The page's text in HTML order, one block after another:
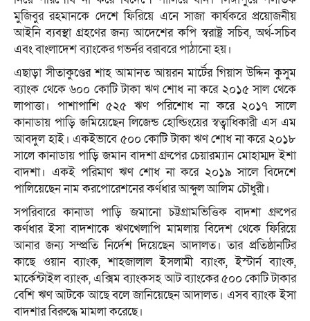
মুজিবুর রহমানকে দেশে ফিরিয়ে এনে সাজা কার্যকরে প্রয়োজনীয়
আইনি ব্যবস্থা গ্রহণের জন্য আদেশের কপি স্বরাষ্ট্র সচিব, অর্থ-সচিব
এবং বাংলাদেশ ব্যাংকের গভর্নর বরাবরে পাঠানো হয়।
এছাড়া সীতাকুণ্ডের শাহ আমানত আয়রন মার্টের গিয়াস উদ্দিন কুসুম
ব্যাংক থেকে ৬০০ কোটি টাকা ঋণ শোধ না করে ২০১৫ সাল থেকে
লাপাত্তা। পাশাপাশি ৫২৫ ঋণ পরিশোধ না করে ২০১৭ সালে
কানাডায় পাড়ি জমিয়েছেন লিজেন্ড হোল্ডিংয়ের স্বত্বাধিকারী এস এম
আবদুল হাই। একইভাবে ৫০০ কোটি টাকা ঋণ শোধ না করে ২০১৮
সালে কানাডায় পাড়ি জমান বাদশা গ্রুপের চেয়ারম্যান মোহাম্মদ ইশা
বাদশা। একই পরিমাণ ঋণ শোধ না করে ২০১৯ সালে বিদেশে
পালিয়েছেন নাম করপোরেশনের কর্ণধার আব্দুল আলিম চৌধুরী।
সপরিবারে কানাডা পাড়ি জমানো চট্টগ্রামভিত্তিক বাদশা গ্রুপের
কর্ণধার ইসা বাদশাকে ঋণখেলাপি মামলায় বিদেশ থেকে ফিরিয়ে
আনার জন্য সম্প্রতি নির্দেশ দিয়েছেন আদালত। তার প্রতিষ্ঠানটির
কাছে ওয়ান ব্যাংক, শাহজালাল ইসলামী ব্যাংক, ইস্টার্ন ব্যাংক,
মার্কেন্টাইল ব্যাংক, এক্সিম ব্যাংকসহ আট ব্যাংকের ৫০০ কোটি টাকার
বেশি ঋণ আটকে আছে বলে জানিয়েছেন আদালত। এসব ব্যাংক ইসা
বাদশার বিরুদ্ধে মামলা করেছে।